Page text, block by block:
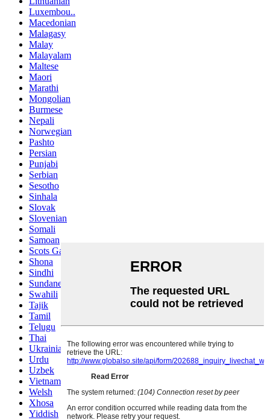
Luxembou..
Macedonian
Malagasy
Malay
Malayalam
Maltese
Maori
Marathi
Mongolian
Burmese
Nepali
Norwegian
Pashto
Persian
Punjabi
Serbian
Sesotho
Sinhala
Slovak
Slovenian
Somali
Samoan
Scots Gaelic
Shona
Sindhi
Sundanese
Swahili
Tajik
Tamil
Telugu
Thai
Ukrainian
Urdu
Uzbek
Vietnamese
Welsh
Xhosa
Yiddish